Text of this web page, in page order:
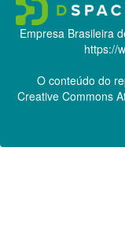
Empresa Brasileira
https://
O conteúdo do
Creative Commons